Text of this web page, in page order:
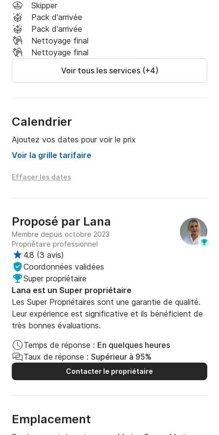
Skipper
Pack d'arrivée
Pack d'arrivée
Nettoyage final
Nettoyage final
Voir tous les services (+4)
Calendrier
Ajoutez vos dates pour voir le prix
Voir la grille tarifaire
Effacer les dates
Proposé par Lana
Membre depuis octobre 2023
Propriétaire professionnel
4.8 (3 avis)
Coordonnées validées
Super propriétaire
Lana est un Super propriétaire
Les Super Propriétaires sont une garantie de qualité.
Leur expérience est significative et ils bénéficient de
très bonnes évaluations.
Temps de réponse : En quelques heures
Taux de réponse : Supérieur à 95%
Contacter le propriétaire
Emplacement